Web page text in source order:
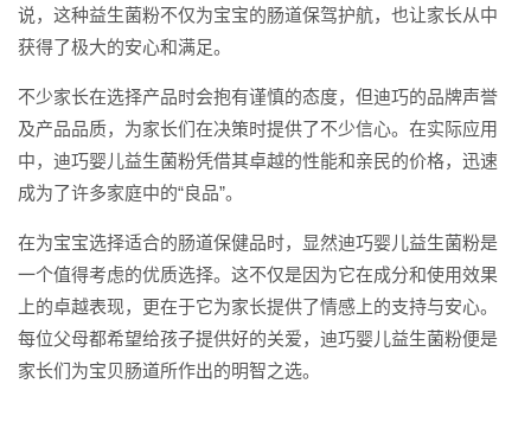
说，这种益生菌粉不仅为宝宝的肠道保驾护航，也让家长从中
获得了极大的安心和满足。
不少家长在选择产品时会抱有谨慎的态度，但迪巧的品牌声誉
及产品品质，为家长们在决策时提供了不少信心。在实际应用
中，迪巧婴儿益生菌粉凭借其卓越的性能和亲民的价格，迅速
成为了许多家庭中的“良品”。
在为宝宝选择适合的肠道保健品时，显然迪巧婴儿益生菌粉是
一个值得考虑的优质选择。这不仅是因为它在成分和使用效果
上的卓越表现，更在于它为家长提供了情感上的支持与安心。
每位父母都希望给孩子提供好的关爱，迪巧婴儿益生菌粉便是
家长们为宝贝肠道所作出的明智之选。